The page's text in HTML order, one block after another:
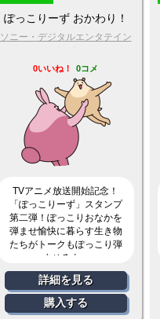
ぽっこりーず おかわり！
ソニー・デジタルエンタテイン
メント
0いいね！ 0コメ
TVアニメ放送開始記念！
「ぽっこりーず」スタンプ
第二弾！ぽっこりおなかを
弾ませ愉快に暮らす生き物
たちがトークもぽっこり弾
ませるよー
詳細を見る
購入する